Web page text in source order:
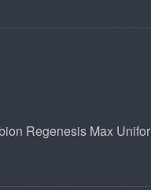
Regenesis Max